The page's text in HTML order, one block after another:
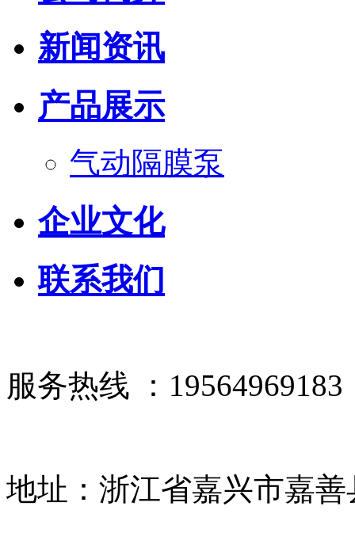
新闻资讯
产品展示
气动隔膜泵
企业文化
联系我们
服务热线 ：19564969183
地址：浙江省嘉兴市嘉